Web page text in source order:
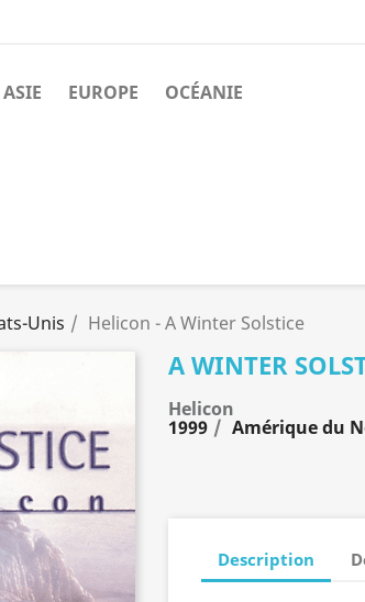
ASIE EUROPE OCÉANIE
Unis Helicon - A Winter Solstice
A WINTER
Helicon
1999 Amérique du
Description